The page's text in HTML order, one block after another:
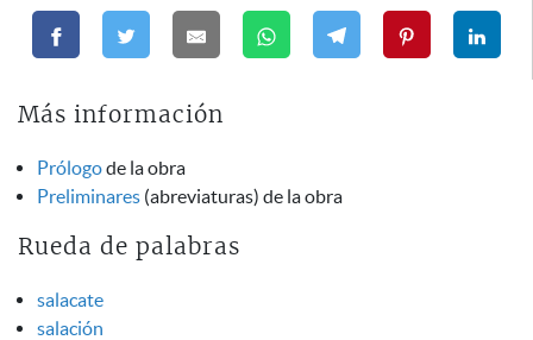
Más información
Prólogode la obra
Preliminares (abreviaturas) de la obra
Rueda de palabras
salacate
salación